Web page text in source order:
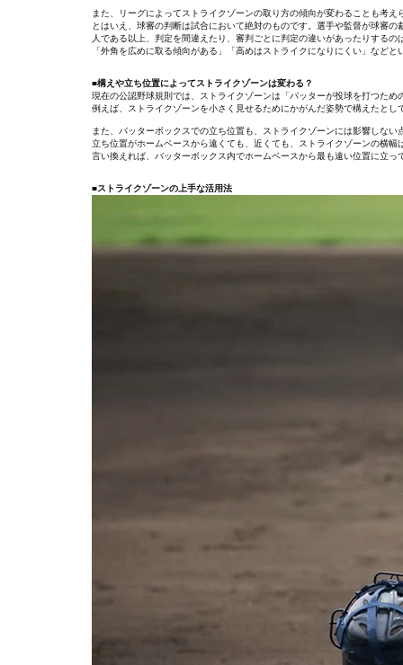
また、リーグによってストライクゾーンの取り方の傾向が変わることも考え
とはいえ、球審の判断は試合において絶対のものです。選手や監督が球審
人である以上、判定を間違えたり、審判ごとに判定の違いがあったりするの
「外角を広めに取る傾向がある」「高めはストライクになりにくい」など
■構えや立ち位置によってストライクゾーンは変わる？
現在の公認野球規則では、ストライクゾーンは「バッターが投球を打つた
例えば、ストライクゾーンを小さく見せるためにかがんだ姿勢で構えたと
また、バッターボックスでの立ち位置も、ストライクゾーンには影響しない
立ち位置がホームベースから遠くても、近くても、ストライクゾーンの横幅
言い換えれば、バッターボックス内でホームベースから最も遠い位置に立
■ストライクゾーンの上手な活用法